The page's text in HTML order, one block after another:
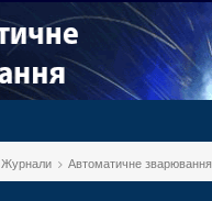
Журнали Автоматичне зварювання